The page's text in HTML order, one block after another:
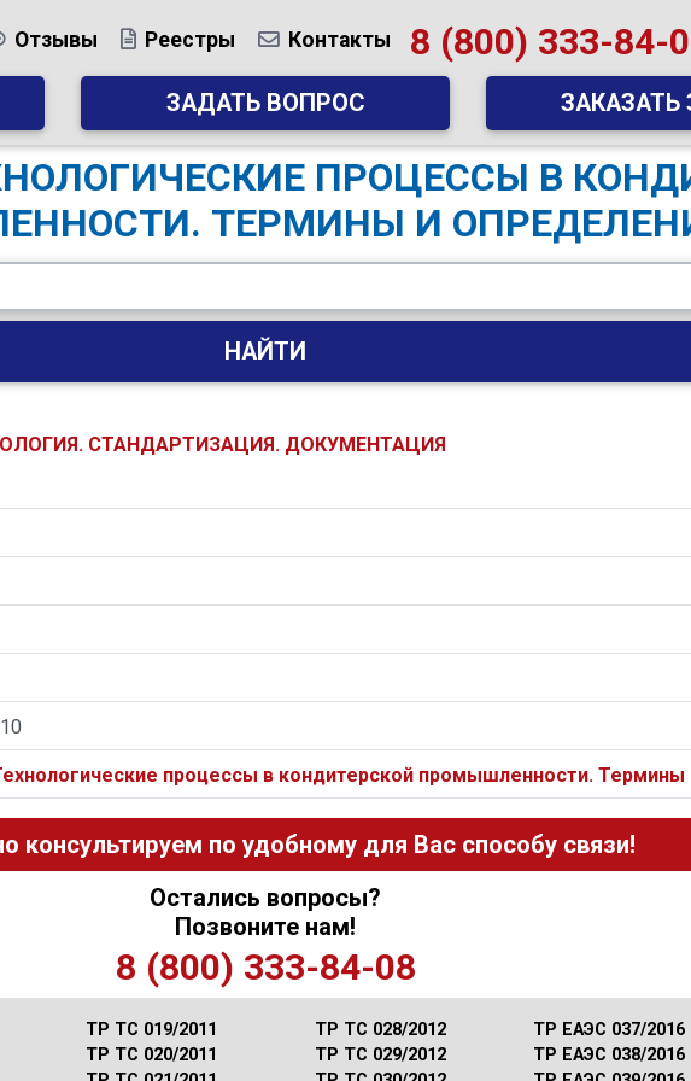
Отзывы Реестры Контакты 8 (800) 333-84-
ЗАДАТЬ ВОПРОС ЗАКАЗАТЬ
ПРОЦЕССЫ В
ТЕРМИНЫ И
НАЙТИ
СТАНДАРТИЗАЦИЯ. ДОКУМЕНТАЦИЯ
процессы в кондитерской промышленности. Термины
консультируем по удобному для Вас способу связи!
Остались вопросы?
Позвоните нам!
8 (800) 333-84-08
ТР ТС 019/2011
ТР ТС 020/2011
ТР ТС 028/2012
ТР ТС 029/2012
ТР ЕАЭС 037/2016
ТР ЕАЭС 038/2016